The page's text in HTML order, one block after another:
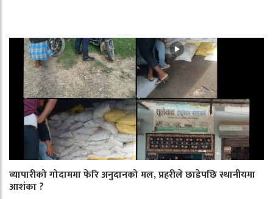
व्यापारीको गोदाममा फेरि अनुदानको मल, प्रहरीले छाडेपछि स्थानीयमा
आशंका ?